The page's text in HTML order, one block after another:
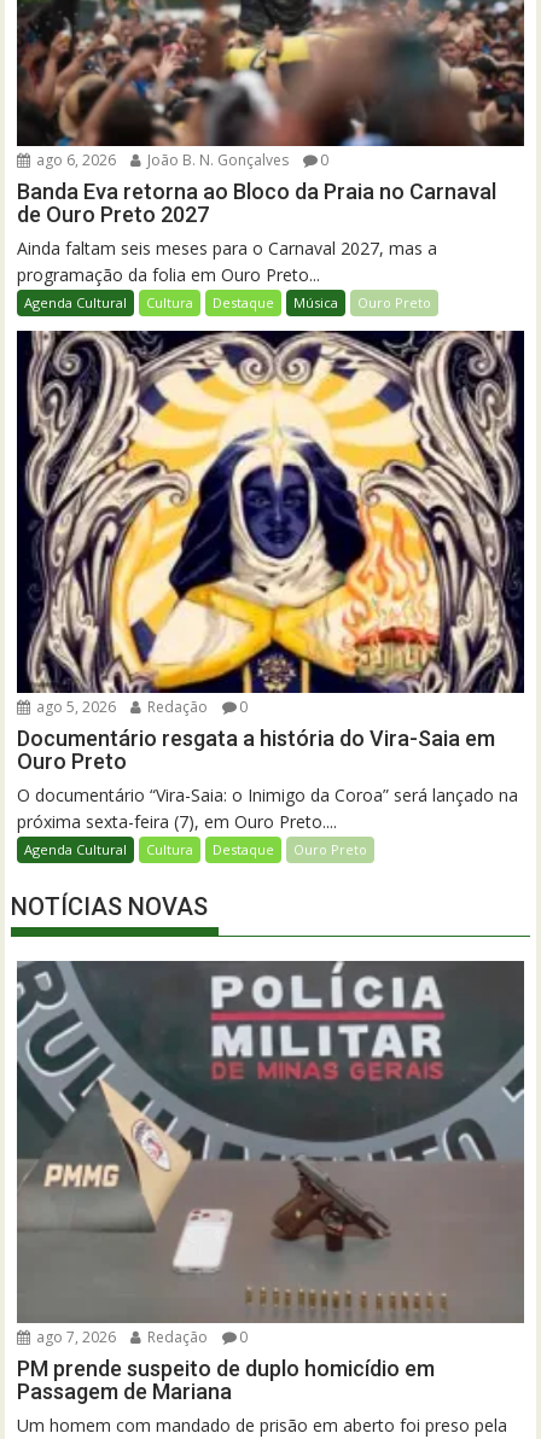
ago 6, 2026 João B. N. Gonçalves 0
Banda Eva retorna ao Bloco da Praia no Carnaval
de Ouro Preto 2027
Ainda faltam seis meses para o Carnaval 2027, mas a
programação da folia em Ouro Preto...
Agenda Cultural Cultura Destaque Música Ouro Preto
ago 5, 2026 Redação 0
Documentário resgata a história do Vira-Saia em
Ouro Preto
O documentário “Vira-Saia: o Inimigo da Coroa” será lançado na
próxima sexta-feira (7), em Ouro Preto....
Agenda Cultural Cultura Destaque Ouro Preto
NOTÍCIAS NOVAS
ago 7, 2026 Redação 0
PM prende suspeito de duplo homicídio em
Passagem de Mariana
Um homem com mandado de prisão em aberto foi preso pela